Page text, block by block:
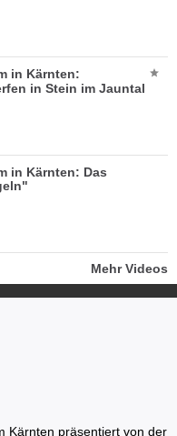
in Kärnten:
in Stein im Jauntal
in Kärnten: Das
Mehr Videos
Kärnten präsentiert von der